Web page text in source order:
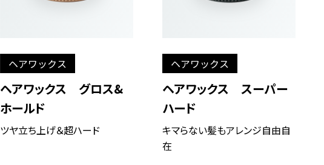
ヘアワックス
ヘアワックス グロス&
ホールド
ツヤ立ち上げ＆超ハード
ヘアワックス
ヘアワックス スーパー
ハード
キマらない髪もアレンジ自由自
在